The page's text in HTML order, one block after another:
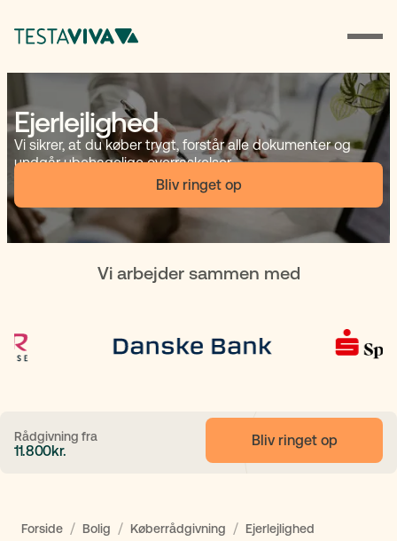
Ejerlejlighed
Vi sikrer, at du køber trygt, forstår alle dokumenter og
undgår ubehagelige overraskelser.
Bliv ringet op
Vi arbejder sammen med
Rådgivning fra
11.800kr.
Bliv ringet op
Forside / Bolig / Køberrådgivning / Ejerlejlighed